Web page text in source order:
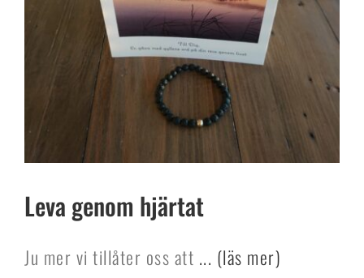
Leva genom hjärtat
Ju mer vi tillåter oss att ... (läs mer)